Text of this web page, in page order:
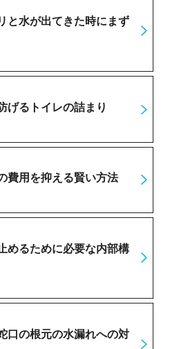
と水が出てきた時にまず
げるトイレの詰まり
費用を抑える賢い方法
めるために必要な内部構
口の根元の水漏れへの対